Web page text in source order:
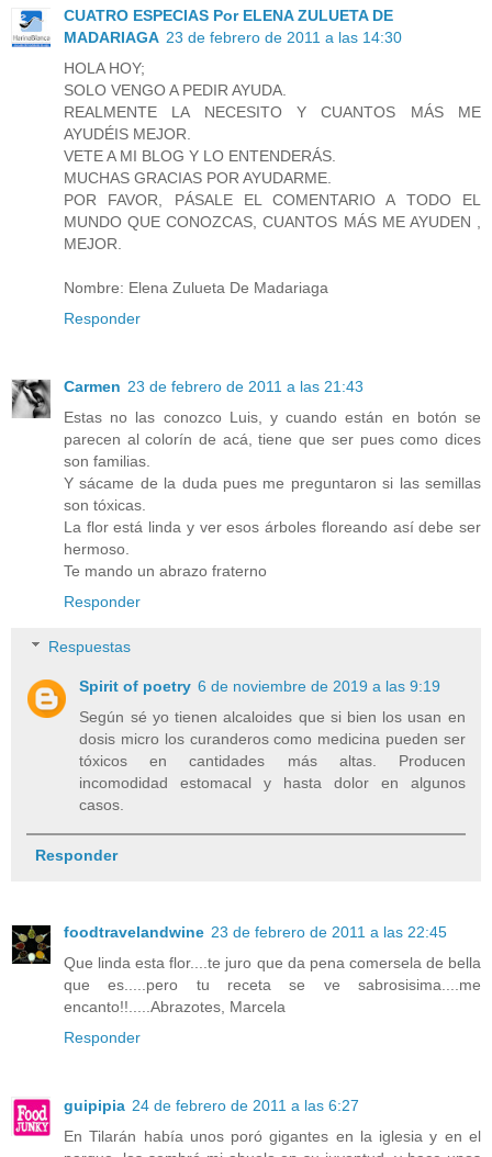
CUATRO ESPECIAS Por ELENA ZULUETA DE
MADARIAGA 23 de febrero de 2011 a las 14:30
HOLA HOY;
SOLO VENGO A PEDIR AYUDA.
REALMENTE LA NECESITO Y CUANTOS MÁS ME
AYUDÉIS MEJOR.
VETE A MI BLOG Y LO ENTENDERÁS.
MUCHAS GRACIAS POR AYUDARME.
POR FAVOR, PÁSALE EL COMENTARIO A TODO EL
MUNDO QUE CONOZCAS, CUANTOS MÁS ME AYUDEN ,
MEJOR.
Nombre: Elena Zulueta De Madariaga
Responder
Carmen 23 de febrero de 2011 a las 21:43
Estas no las conozco Luis, y cuando están en botón se
parecen al colorín de acá, tiene que ser pues como dices
son familias.
Y sácame de la duda pues me preguntaron si las semillas
son tóxicas.
La flor está linda y ver esos árboles floreando así debe ser
hermoso.
Te mando un abrazo fraterno
Responder
Respuestas
Spirit of poetry 6 de noviembre de 2019 a las 9:19
Según sé yo tienen alcaloides que si bien los usan en
dosis micro los curanderos como medicina pueden ser
tóxicos en cantidades más altas. Producen
incomodidad estomacal y hasta dolor en algunos
casos.
Responder
foodtravelandwine 23 de febrero de 2011 a las 22:45
Que linda esta flor....te juro que da pena comersela de bella
que es.....pero tu receta se ve sabrosisima....me
encanto!!.....Abrazotes, Marcela
Responder
guipipia 24 de febrero de 2011 a las 6:27
En Tilarán había unos poró gigantes en la iglesia y en el